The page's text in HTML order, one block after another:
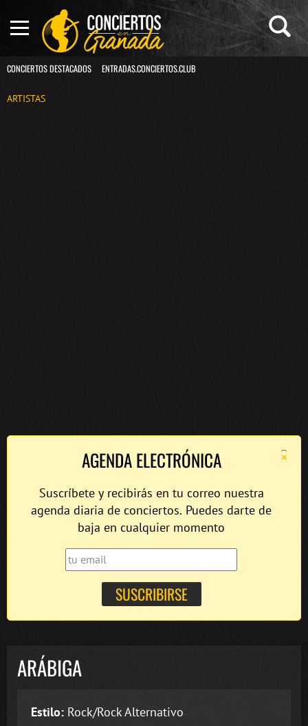
CONCIERTOS DESTACADOS ENTRADAS.CONCIERTOS.CLUB
ARTISTAS
×
AGENDA ELECTRÓNICA
Suscríbete y recibirás en tu correo nuestra
agenda diaria de conciertos. Puedes darte de
baja en cualquier momento
ARÁBIGA
Estilo: Rock/Rock Alternativo